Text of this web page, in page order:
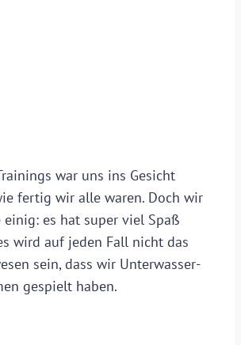
war uns ins Gesicht
fertig wir alle waren. Doch wir
es hat super viel Spaß
wird auf jeden Fall nicht das
sein, dass wir Unterwasser-
gespielt haben.